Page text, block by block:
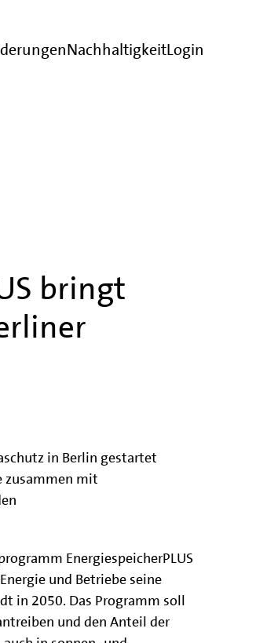
NachhaltigkeitLogin
bringt
in Berlin gestartet
zusammen mit
EnergiespeicherPLUS
und Betriebe seine
in 2050. Das Programm soll
und den Anteil der